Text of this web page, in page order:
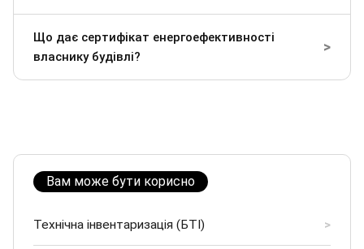
Що дає сертифікат енергоефективності
власнику будівлі?
>
Вам може бути корисно
Технічна інвентаризація (БТІ) >